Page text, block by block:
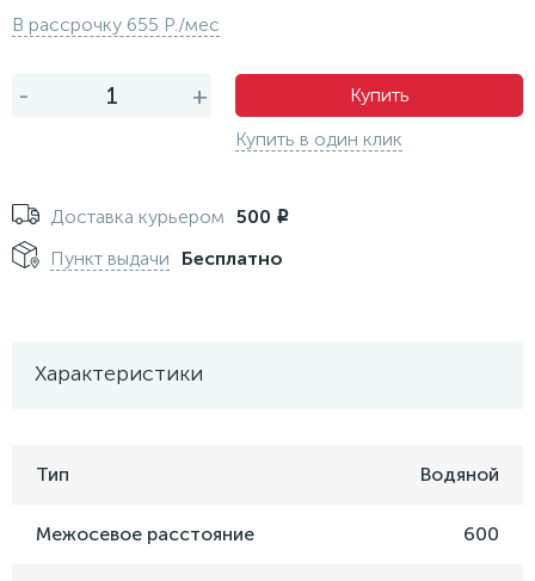
В рассрочку 655 Р./мес
- +
Купить
Купить в один клик
Доставка курьером 500 i
Пункт выдачи Бесплатно
Характеристики
Тип Водяной
Межосевое расстояние 600